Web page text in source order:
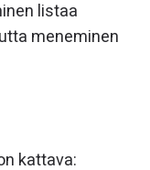
listaa
meneminen
kattava: